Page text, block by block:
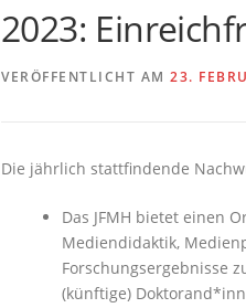
2023:
VERÖFFENTLICHT AM 23.
Die jährlich stattfindende
Das JFMH bietet einen
Mediendidaktik,
Forschungsergebnisse
(künftige)